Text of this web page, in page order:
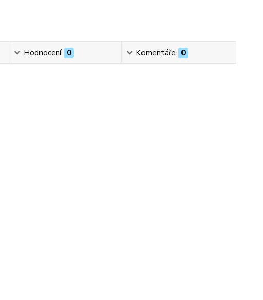
Hodnocení 0 Komentáře 0